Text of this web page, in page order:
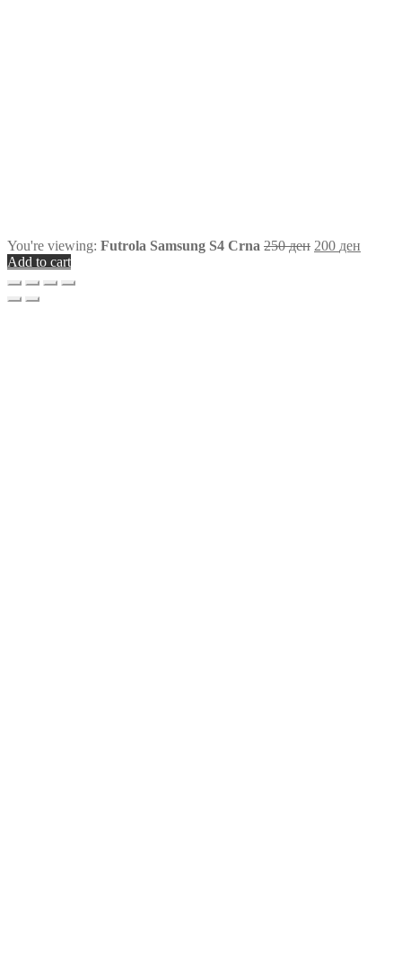
You're viewing: Futrola Samsung S4 Crna 250ден 200 ден
Add to cart